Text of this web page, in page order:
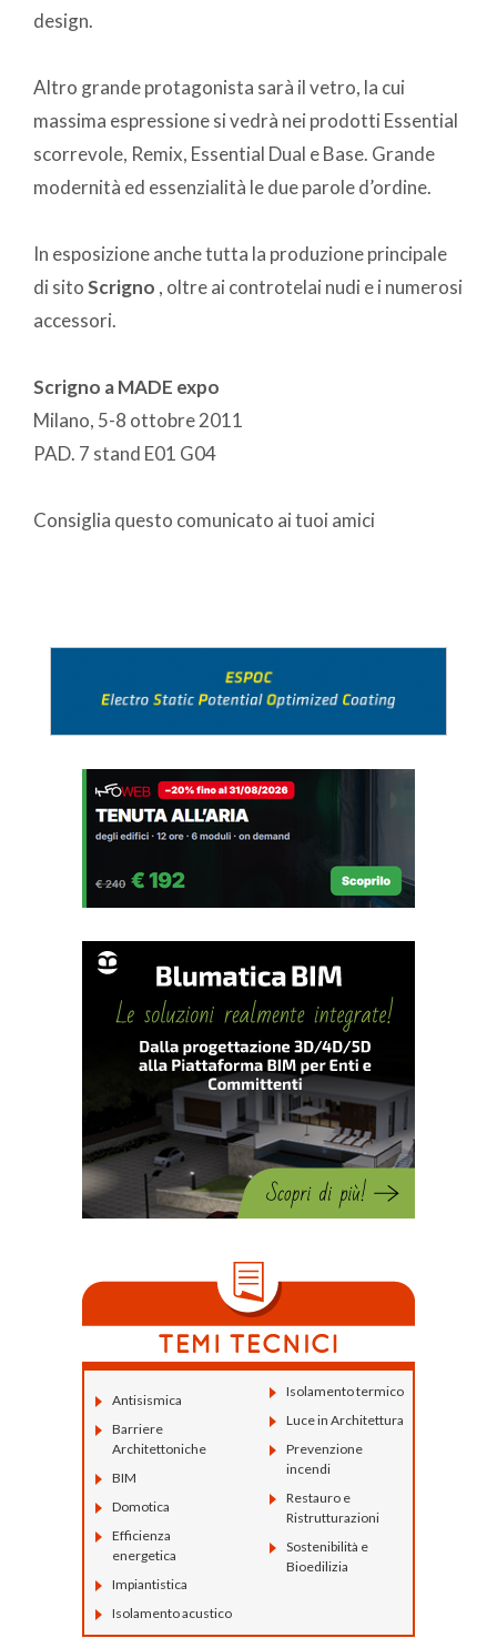
design.
Altro grande protagonista sarà il vetro, la cui
massima espressione si vedrà nei prodotti Essential
scorrevole, Remix, Essential Dual e Base. Grande
modernità ed essenzialità le due parole d’ordine.
In esposizione anche tutta la produzione principale
di sitoScrigno , oltre ai controtelai nudi e i numerosi
accessori.
Scrigno a MADE expo
Milano, 5-8 ottobre 2011
PAD. 7 stand E01 G04
Consiglia questo comunicato ai tuoi amici
Antisismica
Barriere
Architettoniche
BIM
Domotica
Efficienza
energetica
Impiantistica
Isolamento acustico
Isolamento termico
Luce in Architettura
Prevenzione
incendi
Restauro e
Ristrutturazioni
Sostenibilità e
Bioedilizia